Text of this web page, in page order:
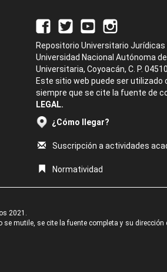
Repositorio Universitario Jurídicas
Universidad Nacional Autónoma
Universitaria, Coyoacán, C. P.
Este sitio web puede ser utilizado
siempre que se cite la fuente de
LEGAL.
¿Cómo llegar?
Suscripción a actividades
Normatividad
2021.
mutile, se cite la fuente completa y su dirección